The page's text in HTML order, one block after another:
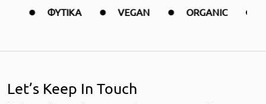
ΦΥΤΙΚΑ VEGAN ORGANIC
Let’s Keep In Touch